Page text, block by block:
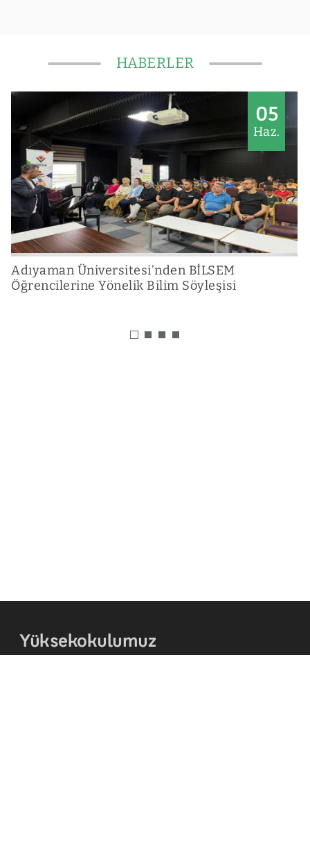
HABERLER
05
Haz.
Adıyaman Üniversitesi’nden BİLSEM
Öğrencilerine Yönelik Bilim Söyleşisi
Yüksekokulumuz